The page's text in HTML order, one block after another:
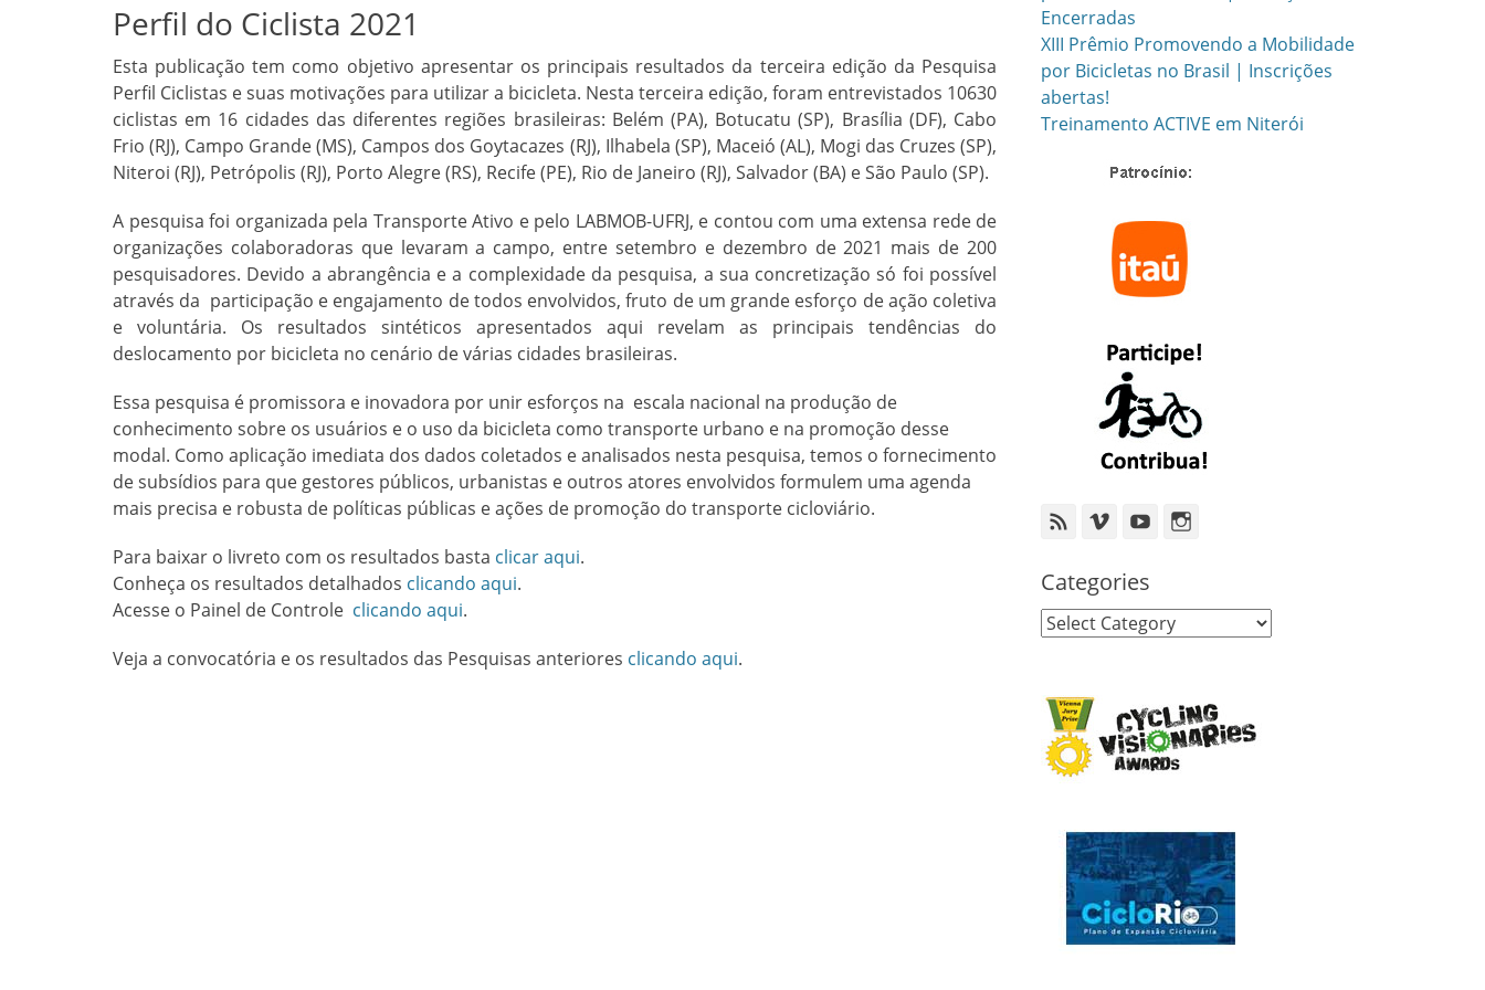
Perfil do Ciclista 2021
Esta publicação tem como objetivo apresentar os principais resultados da terceira edição da Pesquisa
Perfil Ciclistas e suas motivações para utilizar a bicicleta. Nesta terceira edição, foram entrevistados 10630
ciclistas em 16 cidades das diferentes regiões brasileiras: Belém (PA), Botucatu (SP), Brasília (DF), Cabo
Frio (RJ), Campo Grande (MS), Campos dos Goytacazes (RJ), Ilhabela (SP), Maceió (AL), Mogi das Cruzes (SP),
Niteroi (RJ), Petrópolis (RJ), Porto Alegre (RS), Recife (PE), Rio de Janeiro (RJ), Salvador (BA) e São Paulo (SP).
A pesquisa foi organizada pela Transporte Ativo e pelo LABMOB-UFRJ, e contou com uma extensa rede de
organizações colaboradoras que levaram a campo, entre setembro e dezembro de 2021 mais de 200
pesquisadores. Devido a abrangência e a complexidade da pesquisa, a sua concretização só foi possível
através da participação e engajamento de todos envolvidos, fruto de um grande esforço de ação coletiva
e voluntária. Os resultados sintéticos apresentados aqui revelam as principais tendências do
deslocamento por bicicleta no cenário de várias cidades brasileiras.
Essa pesquisa é promissora e inovadora por unir esforços na escala nacional na produção de
conhecimento sobre os usuários e o uso da bicicleta como transporte urbano e na promoção desse
modal. Como aplicação imediata dos dados coletados e analisados nesta pesquisa, temos o fornecimento
de subsídios para que gestores públicos, urbanistas e outros atores envolvidos formulem uma agenda
mais precisa e robusta de políticas públicas e ações de promoção do transporte cicloviário.
Para baixar o livreto com os resultados basta clicar aqui.
Conheça os resultados detalhados clicando aqui.
Acesse o Painel de Controle clicando aqui.
Veja a convocatória e os resultados das Pesquisas anteriores clicando aqui.
Encerradas
XIII Prêmio Promovendo a Mobilidade
por Bicicletas no Brasil | Inscrições
abertas!
Treinamento ACTIVE em Niterói
Feed VimeoYouTube
Categories
Categories